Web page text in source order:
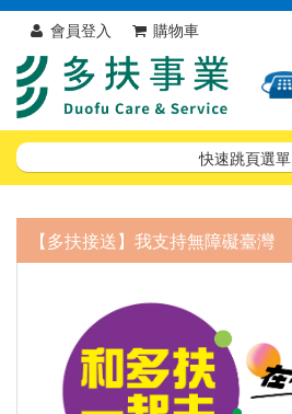
會員登入 購物車
快速跳頁選單
【多扶接送】我支持無障礙臺灣